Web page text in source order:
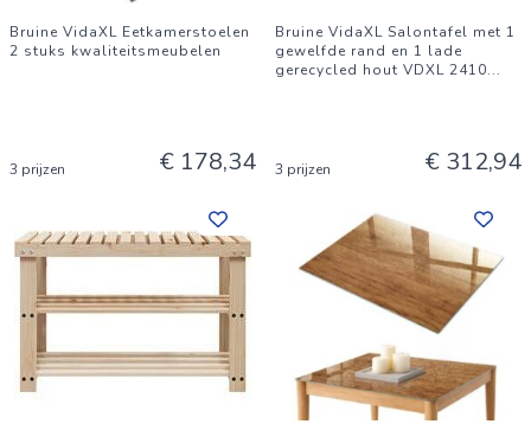
Bruine VidaXL Eetkamerstoelen
2 stuks kwaliteitsmeubelen
3 prijzen € 178,34
Bruine VidaXL Salontafel met 1
gewelfde rand en 1 lade
gerecycled hout VDXL 2410...
3 prijzen € 312,94